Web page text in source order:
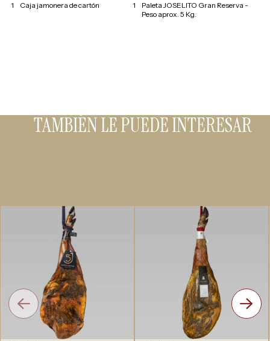
1 Caja jamonera de cartón 1
Paleta JOSELITO Gran Reserva -
Peso aprox. 5 Kg.
TAMBIÉN LE PUEDE INTERESAR